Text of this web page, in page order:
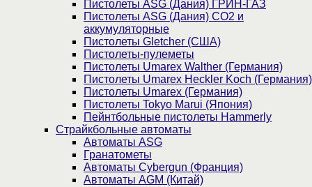
Пистолеты ASG (Дания) ГРИН-ГАЗ
Пистолеты ASG (Дания) CO2 и
аккумуляторные
Пистолеты Gletcher (США)
Пистолеты-пулеметы
Пистолеты Umarex Walther (Германия)
Пистолеты Umarex Heckler Koch (Германия)
Пистолеты Umarex (Германия)
Пистолеты Tokyo Marui (Япония)
Пейнтбольные пистолеты Hammerly
Страйкбольные автоматы
Автоматы ASG
Гранатометы
Автоматы Cybergun (Франция)
Автоматы AGM (Китай)